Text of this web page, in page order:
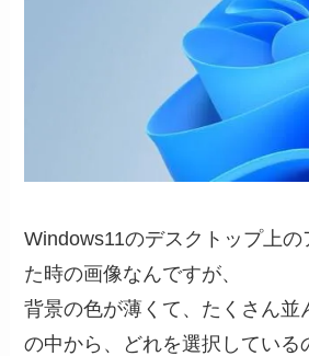
Windows11のデスクトップ上の
た時の画像なんですが、
背景の色が薄くて、たくさん並
の中から、どれを選択している